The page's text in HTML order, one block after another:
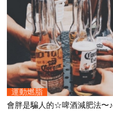
運動燃脂
會胖是騙人的☆啤酒減肥法〜♪